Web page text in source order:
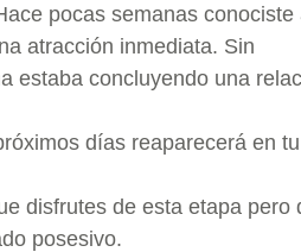
pocas semanas
atracción inmediata. Sin
estaba concluyendo una
días reaparecerá en
disfrutes de esta etapa pero
posesivo.